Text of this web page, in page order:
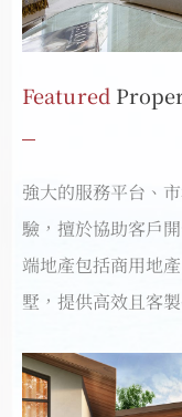
Featured
強大的服務平台、
驗，擅於協助客戶
端地產包括商用地
墅，提供高效且客